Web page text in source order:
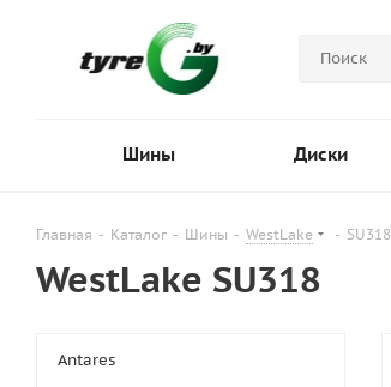
Шины Диски
Главная - Каталог - Шины - WestLake - SU318
WestLake SU318
Antares